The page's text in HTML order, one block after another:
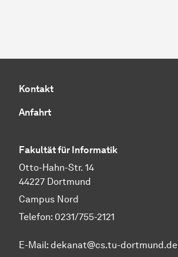
Kontakt
Anfahrt
Fakultät für Informatik
Otto-Hahn-Str. 14
44227 Dortmund
Campus Nord
Telefon: 0231/755-2121
E-Mail: dekanat@cs.tu-dortmund.de